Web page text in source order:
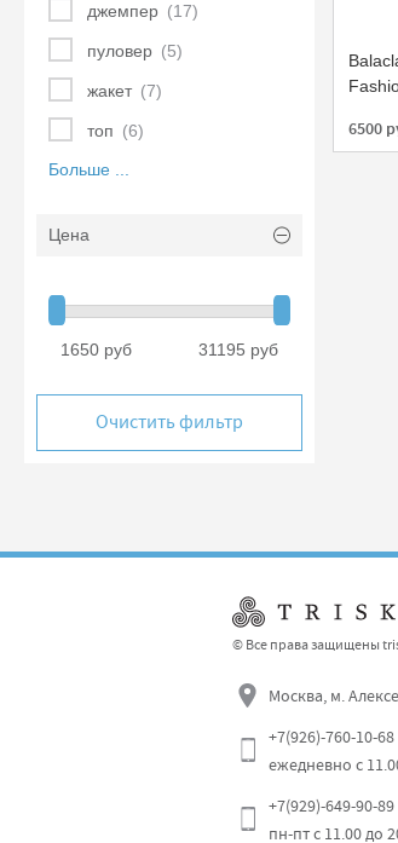
джемпер (17)
пуловер (5)
жакет (7)
топ (6)
Больше ...
Цена
1650 руб 31195 руб
Очистить фильтр
6500
© Все права защищены
Москва, м.
+7(926)-760-10-68
ежедневно с
+7(929)-649-90-89
пн-пт с 11.00 до